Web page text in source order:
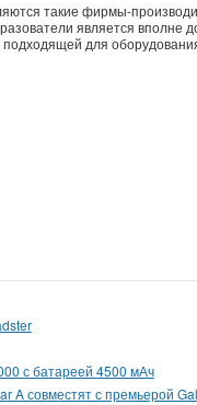
такие фирмы-
является вполне
для
с батареей 4500 мАч
A совместят с премьерой